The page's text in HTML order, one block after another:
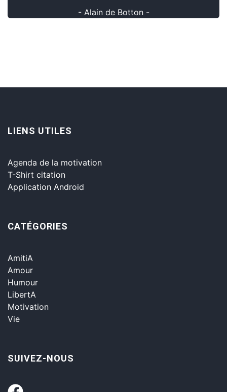
- Alain de Botton -
LIENS UTILES
Agenda de la motivation
T-Shirt citation
Application Android
CATÉGORIES
AmitiA
Amour
Humour
LibertA
Motivation
Vie
SUIVEZ-NOUS